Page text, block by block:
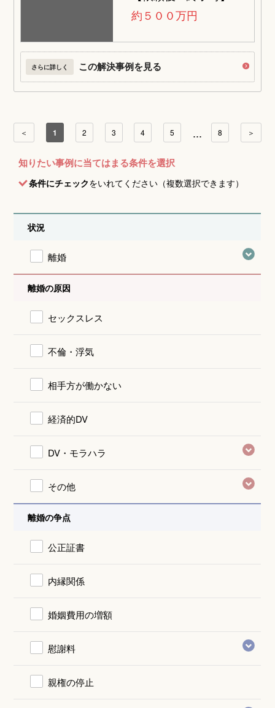
約５００万円
さらに詳しく この解決事例を見る
＜ 1 2 3 4 5 ... 8 ＞
知りたい事例に当てはまる条件を選択
条件にチェックをいれてください（複数選択できます）
状況
離婚
離婚の原因
セックスレス
不倫・浮気
相手方が働かない
経済的DV
DV・モラハラ
その他
離婚の争点
公正証書
内縁関係
婚姻費用の増額
慰謝料
親権の停止